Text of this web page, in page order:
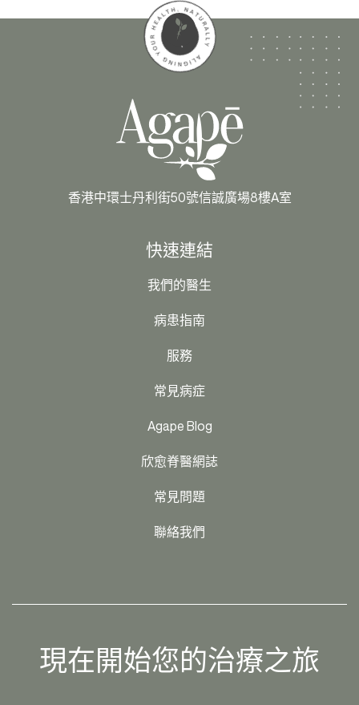
香港中環士丹利街50號信誠廣場8樓A室
快速連結
我們的醫生
病患指南
服務
常見病症
Agape Blog
欣愈脊醫網誌
常見問題
聯絡我們
現在開始您的治療之旅